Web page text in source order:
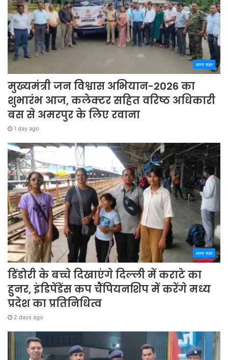
अपना शहर
मुख्यमंत्री जन विश्वास अभियान-2026 का
शुभारंभ आज, कलेक्टर सहित वरिष्ठ अधिकारी
बस से अमरपुर के लिए रवाना
1 day ago
अपना शहर
डिंडोरी के बच्चे दिखाएंगे दिल्ली में कराटे का
हुनर, इंडिपेंडेंस कप चैंपियनशिप में करेंगे मध्य
प्रदेश का प्रतिनिधित्व
2 days ago